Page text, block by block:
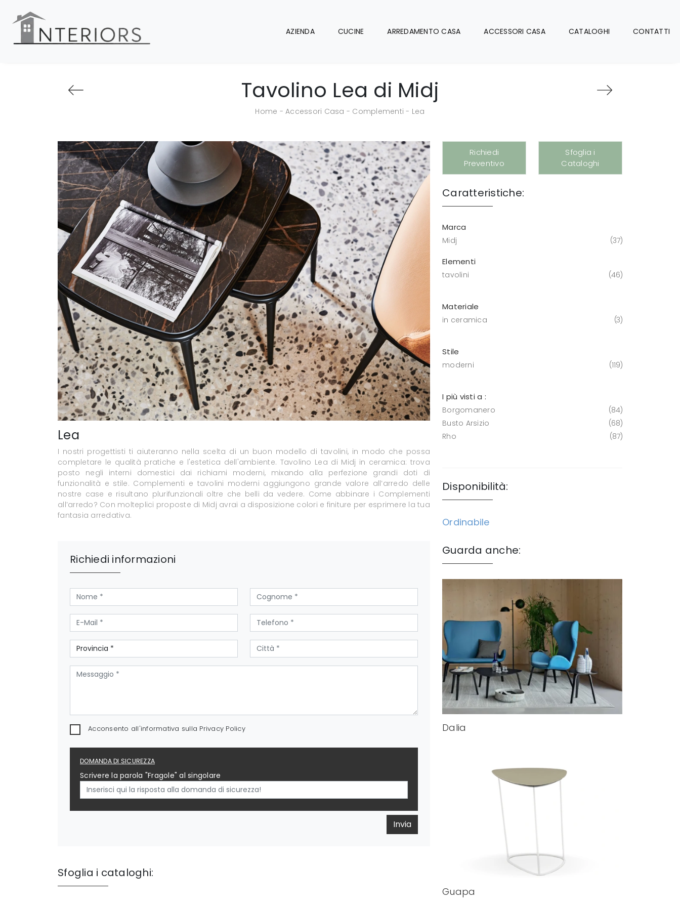
AZIENDA CUCINE ARREDAMENTO CASA ACCESSORI CASA CATALOGHI CONTATTI
Tavolino Lea di Midj
Home -Accessori Casa - Complementi - Lea
Lea
I nostri progettisti ti aiuteranno nella scelta di un buon modello di tavolini, in modo che possa
completare le qualità pratiche e l'estetica dell'ambiente. Tavolino Lea di Midj in ceramica: trova
posto negli interni domestici dai richiami moderni, mixando alla perfezione grandi doti di
funzionalità e stile. Complementi e tavolini moderni aggiungono grande valore all’arredo delle
nostre case e risultano plurifunzionali oltre che belli da vedere. Come abbinare i Complementi
all’arredo? Con molteplici proposte di Midj avrai a disposizione colori e finiture per esprimere la tua
fantasia arredativa.
Richiedi informazioni
Acconsento all'informativa sulla Privacy Policy
DOMANDA DI SICUREZZA
Scrivere la parola "Fragole" al singolare
Invia
Sfoglia i cataloghi:
Richiedi
Preventivo
Sfoglia i
Cataloghi
Caratteristiche:
Marca
Midj 37
Elementi
tavolini 46
Materiale
in ceramica 3
Stile
moderni 119
I più visti a :
Borgomanero
84
Busto Arsizio
68
Rho
87
Disponibilità:
Ordinabile
Guarda anche:
Dalia
Guapa